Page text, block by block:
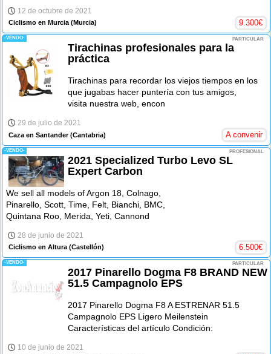
12 de octubre de 2021
Ciclismo en Murcia (Murcia) 9.300€
-VENDO- PARTICULAR
Tirachinas profesionales para la
práctica
Tirachinas para recordar los viejos tiempos en los
que jugabas hacer puntería con tus amigos,
visita nuestra web, encon
29 de julio de 2021
Caza en Santander(Cantabria) A convenir
-VENDO- PROFESIONAL
2021 Specialized Turbo Levo SL
Expert Carbon
We sell all models of Argon 18, Colnago,
Pinarello, Scott, Time, Felt, Bianchi, BMC,
Quintana Roo, Merida, Yeti, Cannond
28 de junio de 2021
Ciclismo en Altura (Castellón) 6.500€
-VENDO- PARTICULAR
2017 Pinarello Dogma F8 BRAND NEW
51.5 Campagnolo EPS
2017 Pinarello Dogma F8 A ESTRENAR 51.5
Campagnolo EPS Ligero Meilenstein
Características del artículo Condición:
10 de junio de 2021